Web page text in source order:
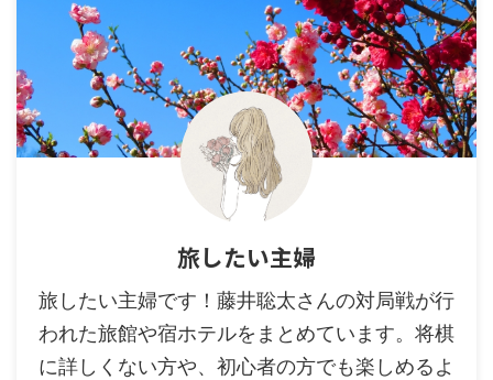
旅したい主婦
旅したい主婦です！藤井聡太さんの対局戦が行
われた旅館や宿ホテルをまとめています。将棋
に詳しくない方や、初心者の方でも楽しめるよ